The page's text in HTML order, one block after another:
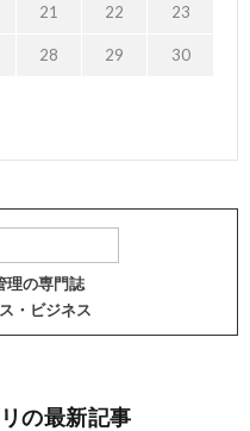
21 22 23
28 29 30
理の専門誌
・ビジネス
の最新記事